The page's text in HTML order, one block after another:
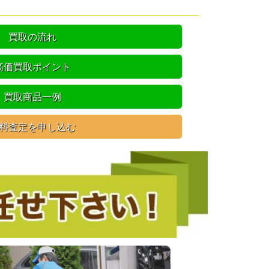
買取の流れ
価買取ポイント
買取商品一例
査定を申し込む